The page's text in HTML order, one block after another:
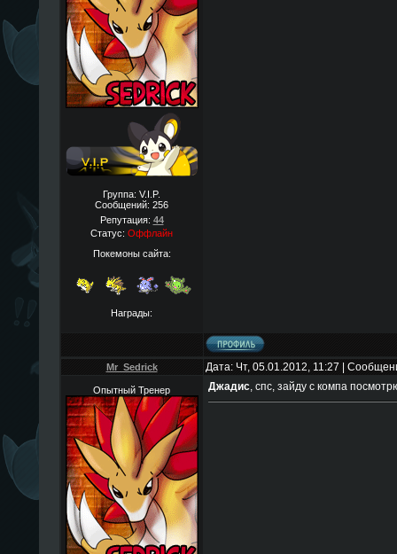
Группа: V.I.P.
Сообщений: 256
Репутация: 44
Статус: Оффлайн
Покемоны сайта:
Награды:
Mr_Sedrick Дата: Чт, 05.01.2012, 11:27 |
Опытный Тренер Джадис, спс, зайду с компа